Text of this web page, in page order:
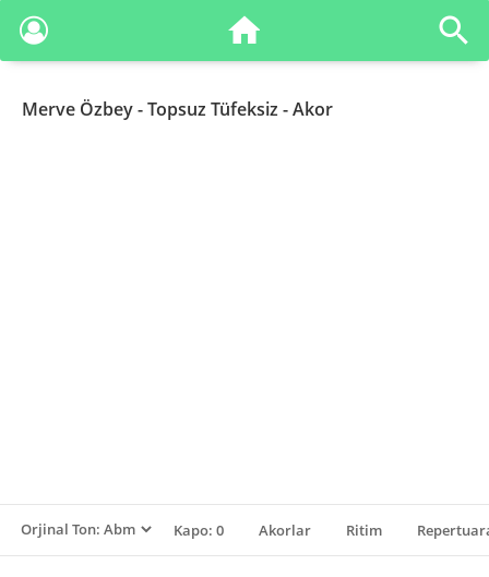
Merve Özbey- Topsuz Tüfeksiz - Akor
Kapo: 0 Akorlar Ritim